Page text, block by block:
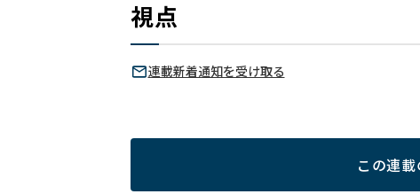
視点
連載新着通知を受け取る
この連